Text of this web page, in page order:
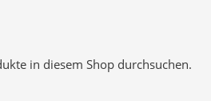
in diesem Shop durchsuchen.